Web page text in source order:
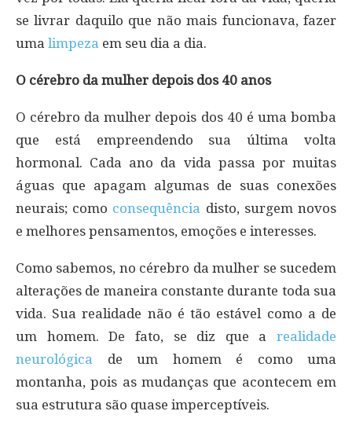
se livrar daquilo que não mais funcionava, fazer
uma limpeza em seu dia a dia.
O cérebro da mulher depois dos 40 anos
O cérebro da mulher depois dos 40 é uma bomba
que está empreendendo sua última volta
hormonal. Cada ano da vida passa por muitas
águas que apagam algumas de suas conexões
neurais; como consequência disto, surgem novos
e melhores pensamentos, emoções e interesses.
Como sabemos, no cérebro da mulher se sucedem
alterações de maneira constante durante toda sua
vida. Sua realidade não é tão estável como a de
um homem. De fato, se diz que a realidade
neurológica de um homem é como uma
montanha, pois as mudanças que acontecem em
sua estrutura são quase imperceptíveis.